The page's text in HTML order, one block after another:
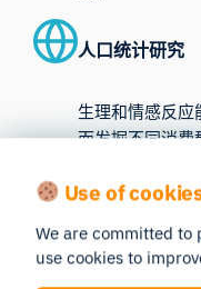
人口统计研究
生理和情感反应
而发掘不同消费
Use of
We are committed to
use cookies to